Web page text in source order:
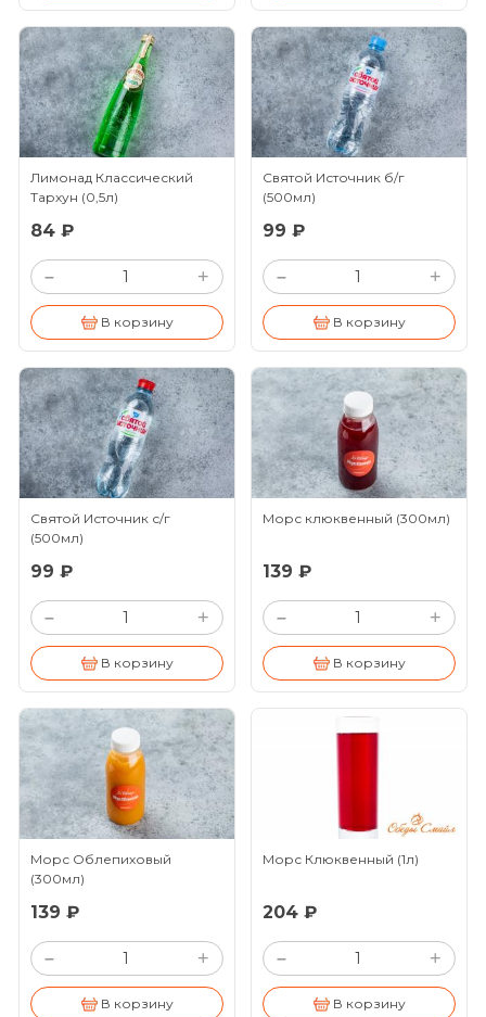
Лимонад Классический
Тархун (0,5л)
84 ₽
– +
В корзину
Святой Источник б/г
(500мл)
99 ₽
– +
В корзину
Святой Источник с/г
(500мл)
99 ₽
– +
В корзину
Морс клюквенный (300мл)
139 ₽
– +
В корзину
Морс Облепиховый
(300мл)
139 ₽
– +
В корзину
Морс Клюквенный (1л)
204 ₽
– +
В корзину